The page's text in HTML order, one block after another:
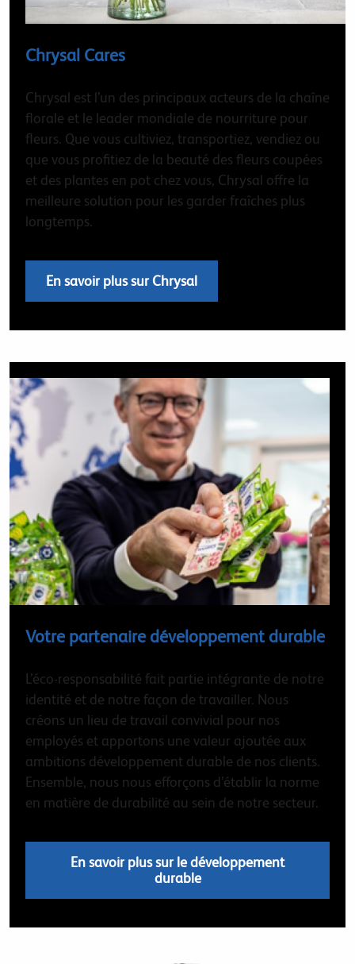
Chrysal Cares
Chrysal est l’un des principaux acteurs de la chaîne
florale et le leader mondiale de nourriture pour
fleurs. Que vous cultiviez, transportiez, vendiez ou
que vous profitiez de la beauté des fleurs coupées
et des plantes en pot chez vous, Chrysal offre la
meilleure solution pour les garder fraîches plus
longtemps.
En savoir plus sur Chrysal
Votre partenaire développement durable
L’éco-responsabilité fait partie intégrante de notre
identité et de notre façon de travailler. Nous
créons un lieu de travail convivial pour nos
employés et apportons une valeur ajoutée aux
ambitions développement durable de nos clients.
Ensemble, nous nous efforçons d’établir la norme
en matière de durabilité au sein de notre secteur.
En savoir plus sur le développement
durable